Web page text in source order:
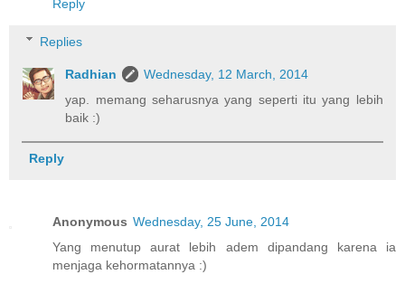
Reply
Replies
Radhian
Wednesday, 12 March, 2014
yap. memang seharusnya yang seperti itu yang lebih
baik :)
Reply
Anonymous Wednesday, 25 June, 2014
Yang menutup aurat lebih adem dipandang karena ia
menjaga kehormatannya :)